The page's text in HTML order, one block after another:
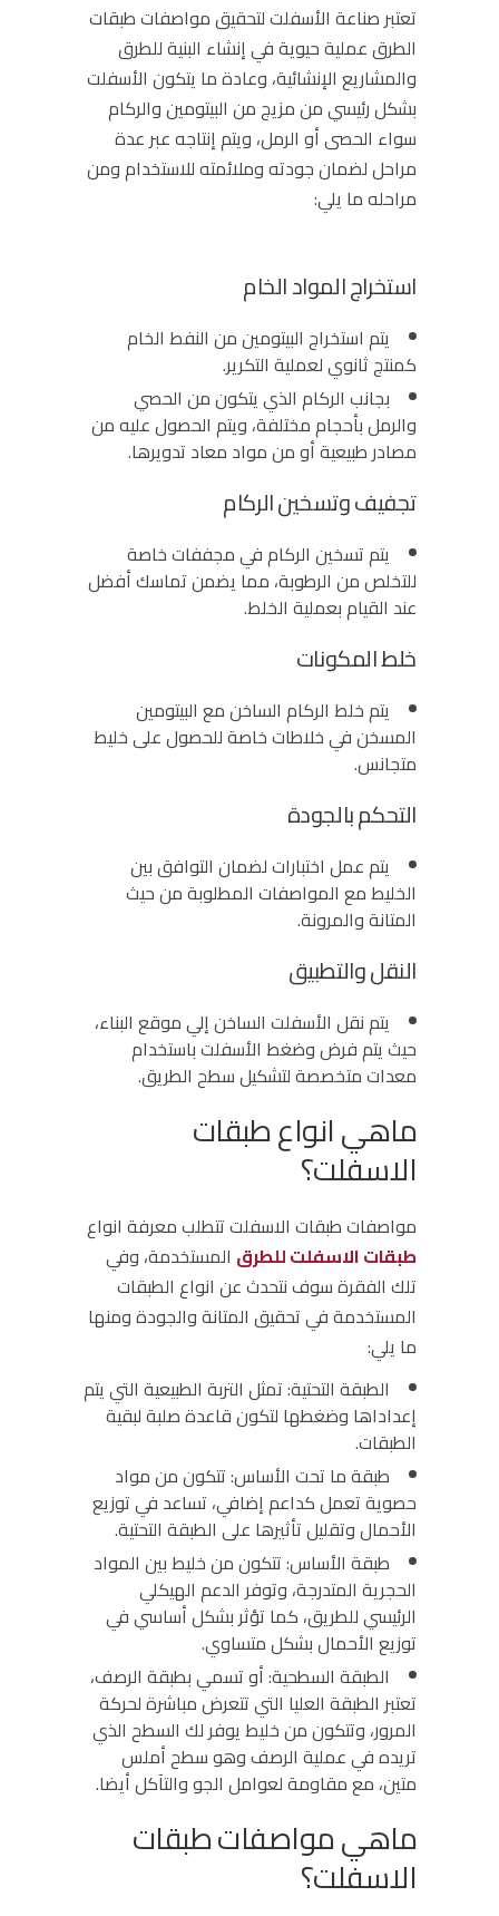
تعتبر صناعة الأسفلت لتحقيق مواصفات طبقات
الطرق عملية حيوية في إنشاء البنية للطرق
والمشاريع الإنشائية، وعادة ما يتكون الأسفلت
بشكل رئيسي من مزيج من البيتومين والركام
سواء الحصى أو الرمل، ويتم إنتاجه عبر عدة
مراحل لضمان جودته وملائمته للاستخدام ومن
مراحله ما يلي:
استخراج المواد الخام
يتم استخراج البيتومين من النفط الخام
كمنتج ثانوي لعملية التكرير.
بجانب الركام الذي يتكون من الحصي
والرمل بأحجام مختلفة، ويتم الحصول عليه من
مصادر طبيعية أو من مواد معاد تدويرها.
تجفيف وتسخين الركام
يتم تسخين الركام في مجففات خاصة
للتخلص من الرطوبة، مما يضمن تماسك أفضل
عند القيام بعملية الخلط.
خلط المكونات
يتم خلط الركام الساخن مع البيتومين
المسخن في خلاطات خاصة للحصول على خليط
متجانس.
التحكم بالجودة
يتم عمل اختبارات لضمان التوافق بين
الخليط مع المواصفات المطلوبة من حيث
المتانة والمرونة.
النقل والتطبيق
يتم نقل الأسفلت الساخن إلي موقع البناء،
حيث يتم فرض وضغط الأسفلت باستخدام
معدات متخصصة لتشكيل سطح الطريق.
ماهي انواع طبقات
الاسفلت؟
مواصفاتطبقات الاسفلتتتطلب معرفة انواع
طبقات الاسفلت للطرق المستخدمة، وفي
تلك الفقرة سوف نتحدث عن انواع الطبقات
المستخدمة في تحقيق المتانة والجودة ومنها
ما يلي:
الطبقة التحتية:تمثل التربة الطبيعية التي يتم
إعداداها وضغطها لتكون قاعدة صلبة لبقية
الطبقات.
طبقة ما تحت الأساس:تتكون من مواد
حصوية تعمل كداعم إضافي، تساعد في توزيع
الأحمال وتقليل تأثيرها على الطبقة التحتية.
طبقة الأساس:تتكون من خليط بين المواد
الحجرية المتدرجة، وتوفر الدعم الهيكلي
الرئيسي للطريق، كما تؤثر بشكل أساسي في
توزيع الأحمال بشكل متساوي.
الطبقة السطحية:أو تسمي بطبقة الرصف،
تعتبر الطبقة العليا التي تتعرض مباشرة لحركة
المرور، وتتكون من خليط يوفر لك السطح الذي
تريده في عملية الرصف وهو سطح أملس
متين، مع مقاومة لعوامل الجو والتآكل أيضا.
ماهي مواصفات طبقات
الاسفلت؟